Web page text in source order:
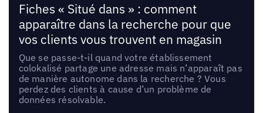
Fiches « Situé dans » : comment
apparaître dans la recherche pour que
vos clients vous trouvent en magasin
Que se passe-t-il quand votre établissement
colokalisé partage une adresse mais n’apparaît pas
de manière autonome dans la recherche ? Vous
perdez des clients à cause d’un problème de
données résolvable.